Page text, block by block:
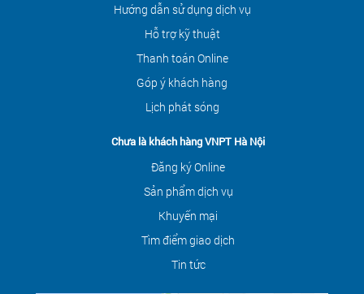
Hướng dẫn sử dụng dịch vụ
Hỗ trợ kỹ thuật
Thanh toán Online
Góp ý khách hàng
Lịch phát sóng
Chưa là khách hàng VNPT Hà Nội
Đăng ký Online
Sản phẩm dịch vụ
Khuyến mại
Tìm điểm giao dịch
Tin tức